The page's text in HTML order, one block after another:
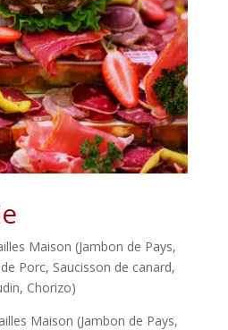
Maison (Jambon de Pays,
Porc, Saucisson de canard,
Chorizo)
Maison (Jambon de Pays,